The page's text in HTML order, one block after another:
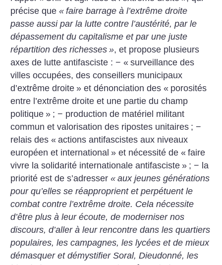
précise que« faire barrage à l’extrême droite
passe aussi par la lutte contre l’austérité, par le
dépassement du capitalisme et par une juste
répartition des richesses », et propose plusieurs
axes de lutte antifasciste : − « surveillance des
villes occupées, des conseillers municipaux
d’extrême droite » et dénonciation des « porosités
entre l’extrême droite et une partie du champ
politique » ; − production de matériel militant
commun et valorisation des ripostes unitaires ; −
relais des « actions antifascistes aux niveaux
européen et international » et nécessité de « faire
vivre la solidarité internationale antifasciste » ; − la
priorité est de s’adresser« aux jeunes générations
pour qu’elles se réapproprient et perpétuent le
combat contre l’extrême droite. Cela nécessite
d’être plus à leur écoute, de moderniser nos
discours, d’aller à leur rencontre dans les quartiers
populaires, les campagnes, les lycées et de mieux
démasquer et démystifier Soral, Dieudonné, les